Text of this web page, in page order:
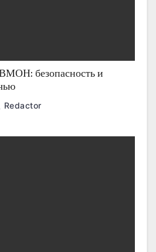
безопасность и
Redactor